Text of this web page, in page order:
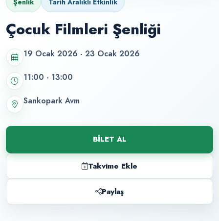
Çocuk Filmleri Şenliği
19 Ocak 2026 - 23 Ocak 2026
11:00 - 13:00
Sankopark Avm
BILET AL
Takvime Ekle
Paylaş